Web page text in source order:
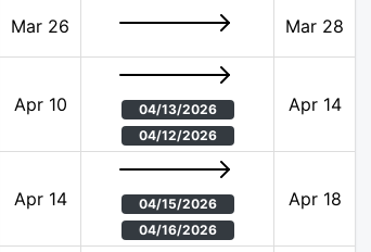
Mar 26 Mar 28
Apr 10
04/13/2026
04/12/2026
Apr 14
Apr 14
04/15/2026
04/16/2026
Apr 18